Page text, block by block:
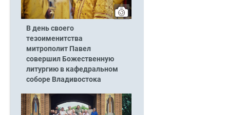
В день своего
тезоименитства
митрополит Павел
совершил Божественную
литургию в кафедральном
соборе Владивостока